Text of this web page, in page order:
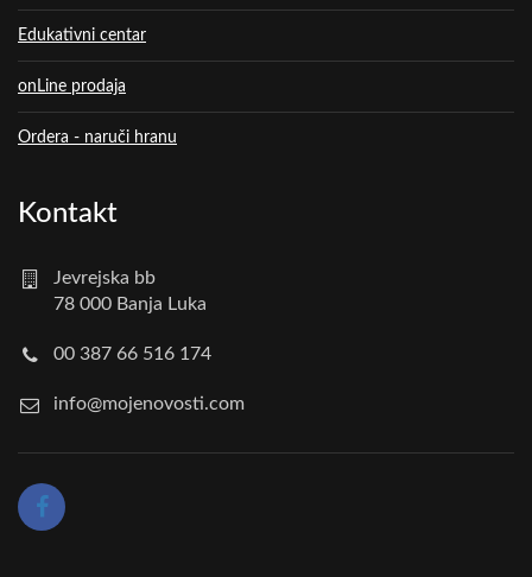
Edukativni centar
onLine prodaja
Ordera - naruči hranu
Kontakt
Jevrejska bb
78 000 Banja Luka
00 387 66 516 174
info@mojenovosti.com